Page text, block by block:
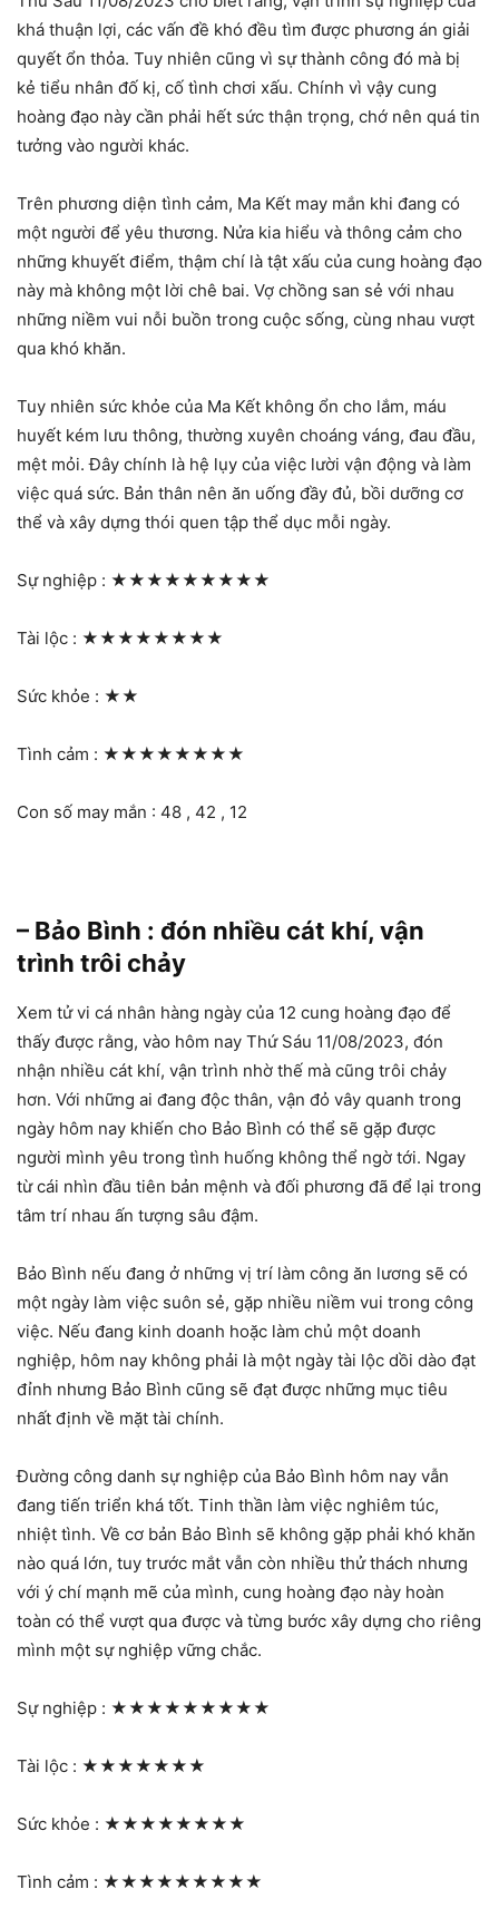
khá thuận lợi, các vấn đề khó đều tìm được phương án giải
quyết ổn thỏa. Tuy nhiên cũng vì sự thành công đó mà bị
kẻ tiểu nhân đố kị, cố tình chơi xấu. Chính vì vậy cung
hoàng đạo này cần phải hết sức thận trọng, chớ nên quá tin
tưởng vào người khác.
Trên phương diện tình cảm, Ma Kết may mắn khi đang có
một người để yêu thương. Nửa kia hiểu và thông cảm cho
những khuyết điểm, thậm chí là tật xấu của cung hoàng đạo
này mà không một lời chê bai. Vợ chồng san sẻ với nhau
những niềm vui nỗi buồn trong cuộc sống, cùng nhau vượt
qua khó khăn.
Tuy nhiên sức khỏe của Ma Kết không ổn cho lắm, máu
huyết kém lưu thông, thường xuyên choáng váng, đau đầu,
mệt mỏi. Đây chính là hệ lụy của việc lười vận động và làm
việc quá sức. Bản thân nên ăn uống đầy đủ, bồi dưỡng cơ
thể và xây dựng thói quen tập thể dục mỗi ngày.
Sự nghiệp : ★★★★★★★★★
Tài lộc : ★★★★★★★★
Sức khỏe : ★★
Tình cảm : ★★★★★★★★
Con số may mắn : 48 , 42 , 12
– Bảo Bình : đón nhiều cát khí, vận
trình trôi chảy
Xem tử vi cá nhân hàng ngày của 12 cung hoàng đạo để
thấy được rằng, vào hôm nay Thứ Sáu 11/08/2023, đón
nhận nhiều cát khí, vận trình nhờ thế mà cũng trôi chảy
hơn. Với những ai đang độc thân, vận đỏ vây quanh trong
ngày hôm nay khiến cho Bảo Bình có thể sẽ gặp được
người mình yêu trong tình huống không thể ngờ tới. Ngay
từ cái nhìn đầu tiên bản mệnh và đối phương đã để lại trong
tâm trí nhau ấn tượng sâu đậm.
Bảo Bình nếu đang ở những vị trí làm công ăn lương sẽ có
một ngày làm việc suôn sẻ, gặp nhiều niềm vui trong công
việc. Nếu đang kinh doanh hoặc làm chủ một doanh
nghiệp, hôm nay không phải là một ngày tài lộc dồi dào đạt
đỉnh nhưng Bảo Bình cũng sẽ đạt được những mục tiêu
nhất định về mặt tài chính.
Đường công danh sự nghiệp của Bảo Bình hôm nay vẫn
đang tiến triển khá tốt. Tinh thần làm việc nghiêm túc,
nhiệt tình. Về cơ bản Bảo Bình sẽ không gặp phải khó khăn
nào quá lớn, tuy trước mắt vẫn còn nhiều thử thách nhưng
với ý chí mạnh mẽ của mình, cung hoàng đạo này hoàn
toàn có thể vượt qua được và từng bước xây dựng cho riêng
mình một sự nghiệp vững chắc.
Sự nghiệp : ★★★★★★★★★
Tài lộc : ★★★★★★★
Sức khỏe : ★★★★★★★★
Tình cảm : ★★★★★★★★★